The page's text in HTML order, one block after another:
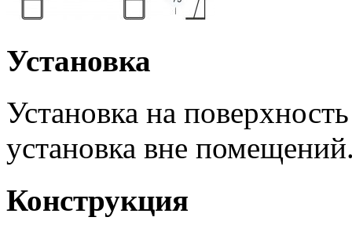
Установка
Установка на
установка вне
Конструкция